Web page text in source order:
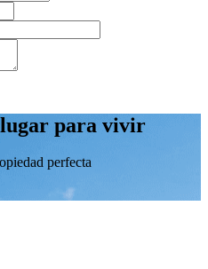
para vivir
perfecta